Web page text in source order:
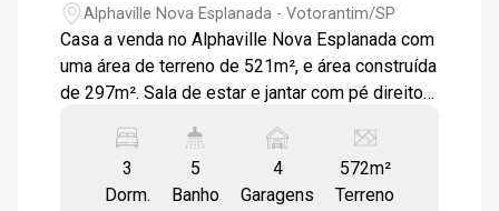
Alphaville Nova Esplanada - Votorantim/SP
Casa a venda no Alphaville Nova Esplanada com
uma área de terreno de 521m², e área construída
de 297m². Sala de estar e jantar com pé direito
Lavanderia Espaço gourmet com churrasqueira e
pia Quintal grande Lavabo 3 suítes amplas Casa
com ambientes arejados e ventilados, pisos e
3
Dorm.
5
Banho
4
Garagens
572m²
Terreno